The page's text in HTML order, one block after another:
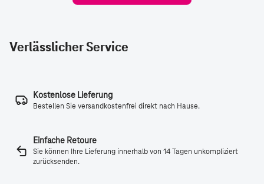
Verlässlicher Service
Kostenlose Lieferung
Bestellen Sie versandkostenfrei direkt nach Hause.
Einfache Retoure
Sie können Ihre Lieferung innerhalb von 14 Tagen unkompliziert
zurücksenden.